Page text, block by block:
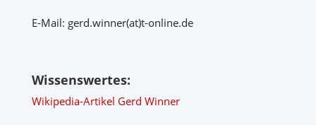
E-Mail: gerd.winner(at)t-online.de
Wissenswertes:
Wikipedia-Artikel Gerd Winner